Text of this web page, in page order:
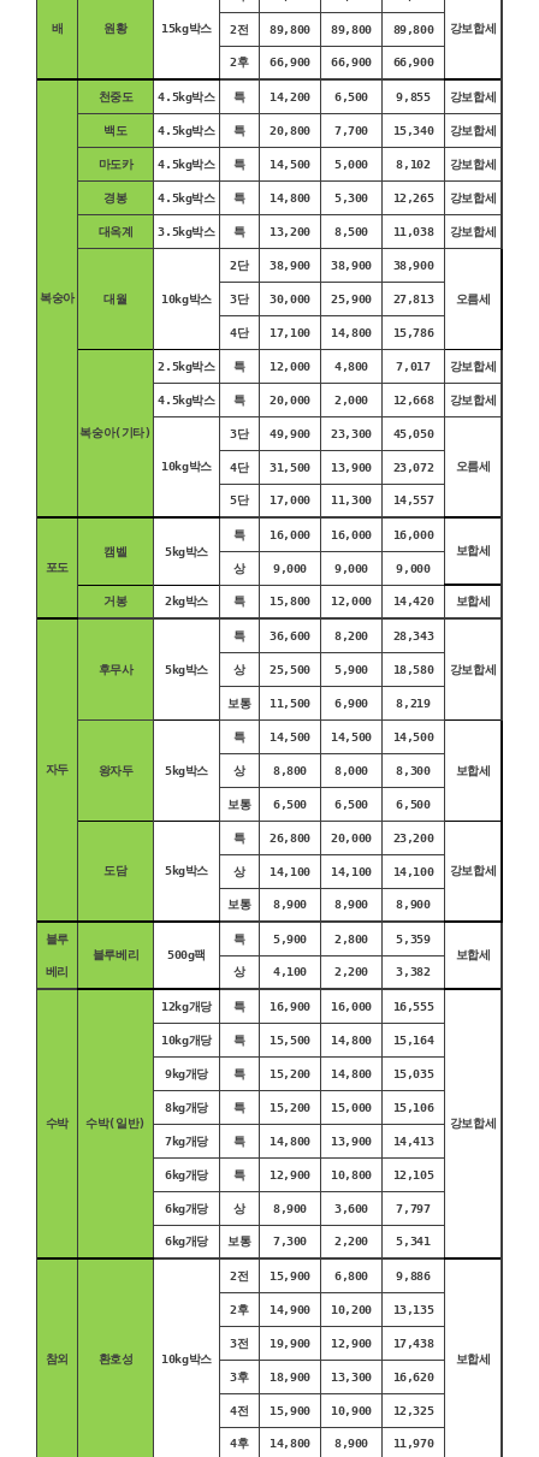
배 원황 15kg박스 강보합세
2전 89,800 89,800 89,800
2후 66,900 66,900 66,900
복숭아
천중도 4.5kg박스 특 14,200 6,500 9,855 강보합세
백도 4.5kg박스 특 20,800 7,700 15,340 강보합세
마도카 4.5kg박스 특 14,500 5,000 8,102 강보합세
경봉 4.5kg박스 특 14,800 5,300 12,265 강보합세
대옥계 3.5kg박스 특 13,200 8,500 11,038 강보합세
대월 10kg박스
2단 38,900 38,900 38,900
오름세
3단 30,000 25,900 27,813
4단 17,100 14,800 15,786
복숭아(기타)
2.5kg박스 특 12,000 4,800 7,017 강보합세
4.5kg박스 특 20,000 2,000 12,668 강보합세
10kg박스
3단 49,900 23,300 45,050
오름세
4단 31,500 13,900 23,072
5단 17,000 11,300 14,557
포도
캠벨 5kg박스
특 16,000 16,000
16,000
보합세
상
9,000 9,000 9,000
거봉 2kg박스 특 15,800 12,000 14,420 보합세
자두
후무사 5kg박스
특 36,600 8,200 28,343
강보합세
상 25,500 5,900 18,580
보통 11,500 6,900 8,219
왕자두 5kg박스
특 14,500 14,500 14,500
보합세
상 8,800 8,000 8,300
보통 6,500 6,500 6,500
도담 5kg박스
특 26,800 20,000 23,200
강보합세
상 14,100 14,100 14,100
보통 8,900 8,900 8,900
블루
블루베리
500g팩
특 5,900 2,800
5,359
보합세
베리
상 4,100 2,200 3,382
수박 수박(일반)
12kg개당 특 16,900 16,000 16,555
강보합세
10kg개당 특 15,500 14,800 15,164
9kg개당 특 15,200 14,800 15,035
8kg개당 특 15,200 15,000 15,106
7kg개당 특 14,800 13,900 14,413
6kg개당 특 12,900 10,800 12,105
6kg개당 상 8,900 3,600 7,797
6kg개당 보통 7,300 2,200 5,341
참외 환호성 10kg박스
2전 15,900 6,800 9,886
보합세
2후 14,900 10,200 13,135
3전 19,900 12,900 17,438
3후 18,900 13,300 16,620
4전 15,900 10,900 12,325
4후 14,800 8,900 11,970